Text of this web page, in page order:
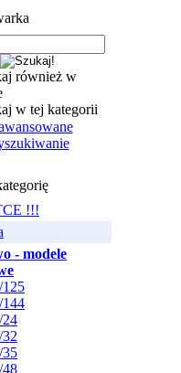
również w
w tej kategorii
!!!
- modele
125
144
24
35
48